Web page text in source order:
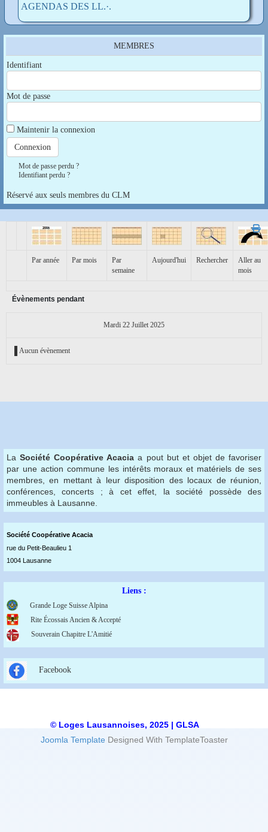
AGENDAS DES LL.·.
MEMBRES
Identifiant
Mot de passe
Maintenir la connexion
Mot de passe perdu ?
Identifiant perdu ?
Réservé aux seuls membres du CLM
Par année Par mois
Par
semaine
Aujourd'hui Rechercher
Aller au
mois
Évènements pendant
Mardi 22 Juillet 2025
Aucun évènement
LaSociété Coopérative Acacia a pout but et objet de favoriser
par une action commune les intérêts moraux et matériels de ses
membres, en mettant à leur disposition des locaux de réunion,
conférences, concerts ; à cet effet, la société possède des
immeubles à Lausanne.
Société Coopérative Acacia
rue du Petit-Beaulieu 1
1004 Lausanne
Liens :
Grande Loge Suisse Alpina
Rite Écossais Ancien & Accepté
Souverain Chapitre L'Amitié
Facebook
© Loges Lausannoises, 2025 | GLSA
Joomla Template Designed With TemplateToaster